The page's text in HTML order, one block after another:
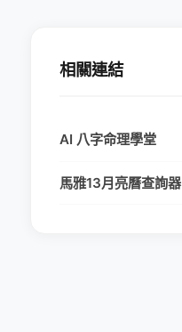
相關連結
AI 八字命理學堂
馬雅13月亮曆查詢器